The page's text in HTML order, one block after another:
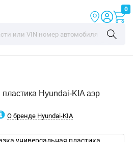
0
Hyundai-KIA аэр
О бренде Hyundai-KIA